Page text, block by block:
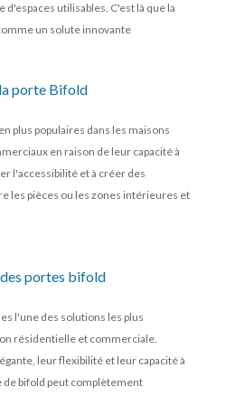
utilisables. C'est là que la
un solute innovante
porte Bifold
plus populaires dans les maisons
en raison de leur capacité à
l'accessibilité et à créer des
les pièces ou les zones intérieures et
portes bifold
l'une des solutions les plus
résidentielle et commerciale.
leur flexibilité et leur capacité à
de bifold peut complètement